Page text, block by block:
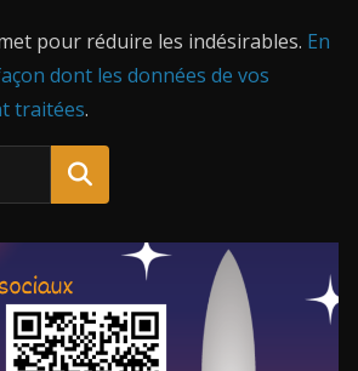
pour réduire les indésirables. En
dont les données de vos
traitées.